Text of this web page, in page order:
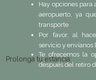
Hay opciones
aeropuerto, ya
transporte
Por favor, al
servicio y
Prolonga tu estancia:
Te ofrecemos la
después del retiro